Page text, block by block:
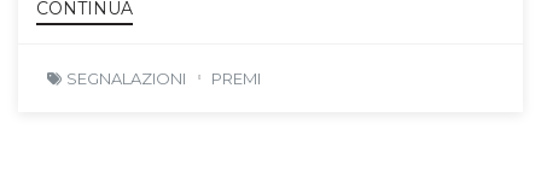
CONTINUA
SEGNALAZIONI PREMI